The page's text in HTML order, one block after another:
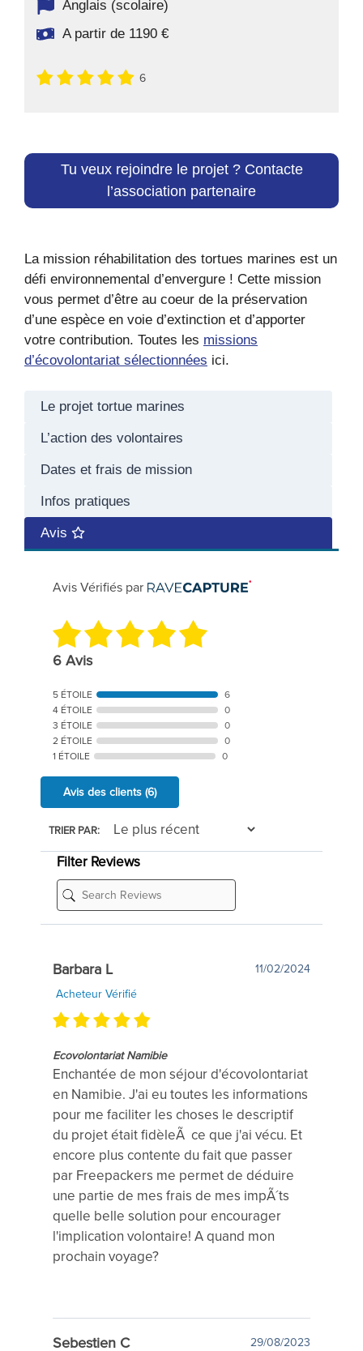
Anglais (scolaire)
A partir de 1190 €
6
Tu veux rejoindre le projet ? Contacte
l’association partenaire
La mission réhabilitation des tortues marines est un
défi environnemental d’envergure ! Cette mission
vous permet d’être au coeur de la préservation
d’une espèce en voie d’extinction et d’apporter
votre contribution. Toutes les missions
d’écovolontariat sélectionnées ici.
Le projet tortue marines
L’action des volontaires
Dates et frais de mission
Infos pratiques
Avis
Avis Vérifiés par
6 Avis
5 ÉTOILE
6
4 ÉTOILE
0
3 ÉTOILE
0
2 ÉTOILE
0
1 ÉTOILE
0
Avis des clients (6)
TRIER PAR:
Filter Reviews
Barbara L
11/02/2024
Acheteur Vérifié
Ecovolontariat Namibie
Enchantée de mon séjour d'écovolontariat
en Namibie. J'ai eu toutes les informations
pour me faciliter les choses le descriptif
du projet était fidèleÃ ce que j'ai vécu. Et
encore plus contente du fait que passer
par Freepackers me permet de déduire
une partie de mes frais de mes impÃ´ts
quelle belle solution pour encourager
l'implication volontaire! A quand mon
prochain voyage?
Sebestien C 29/08/2023